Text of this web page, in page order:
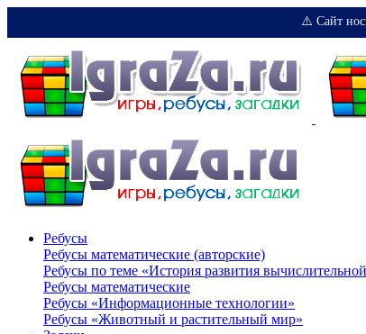
⚠️ Сайт
Ребусы
Ребусы математические (авторские)
Ребусы по теме «История развития
Ребусы математические
Ребусы «Информационные технологии»
Ребусы «Животный и растительный мир»